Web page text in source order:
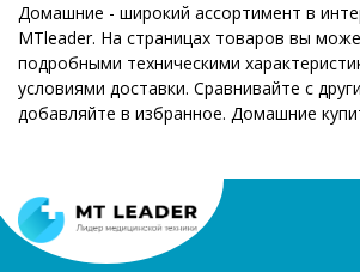
Домашние - широкий ассортимент в
MTleader. На страницах товаров вы
подробными техническими
условиями доставки. Сравнивайте с
добавляйте в избранное. Домашние